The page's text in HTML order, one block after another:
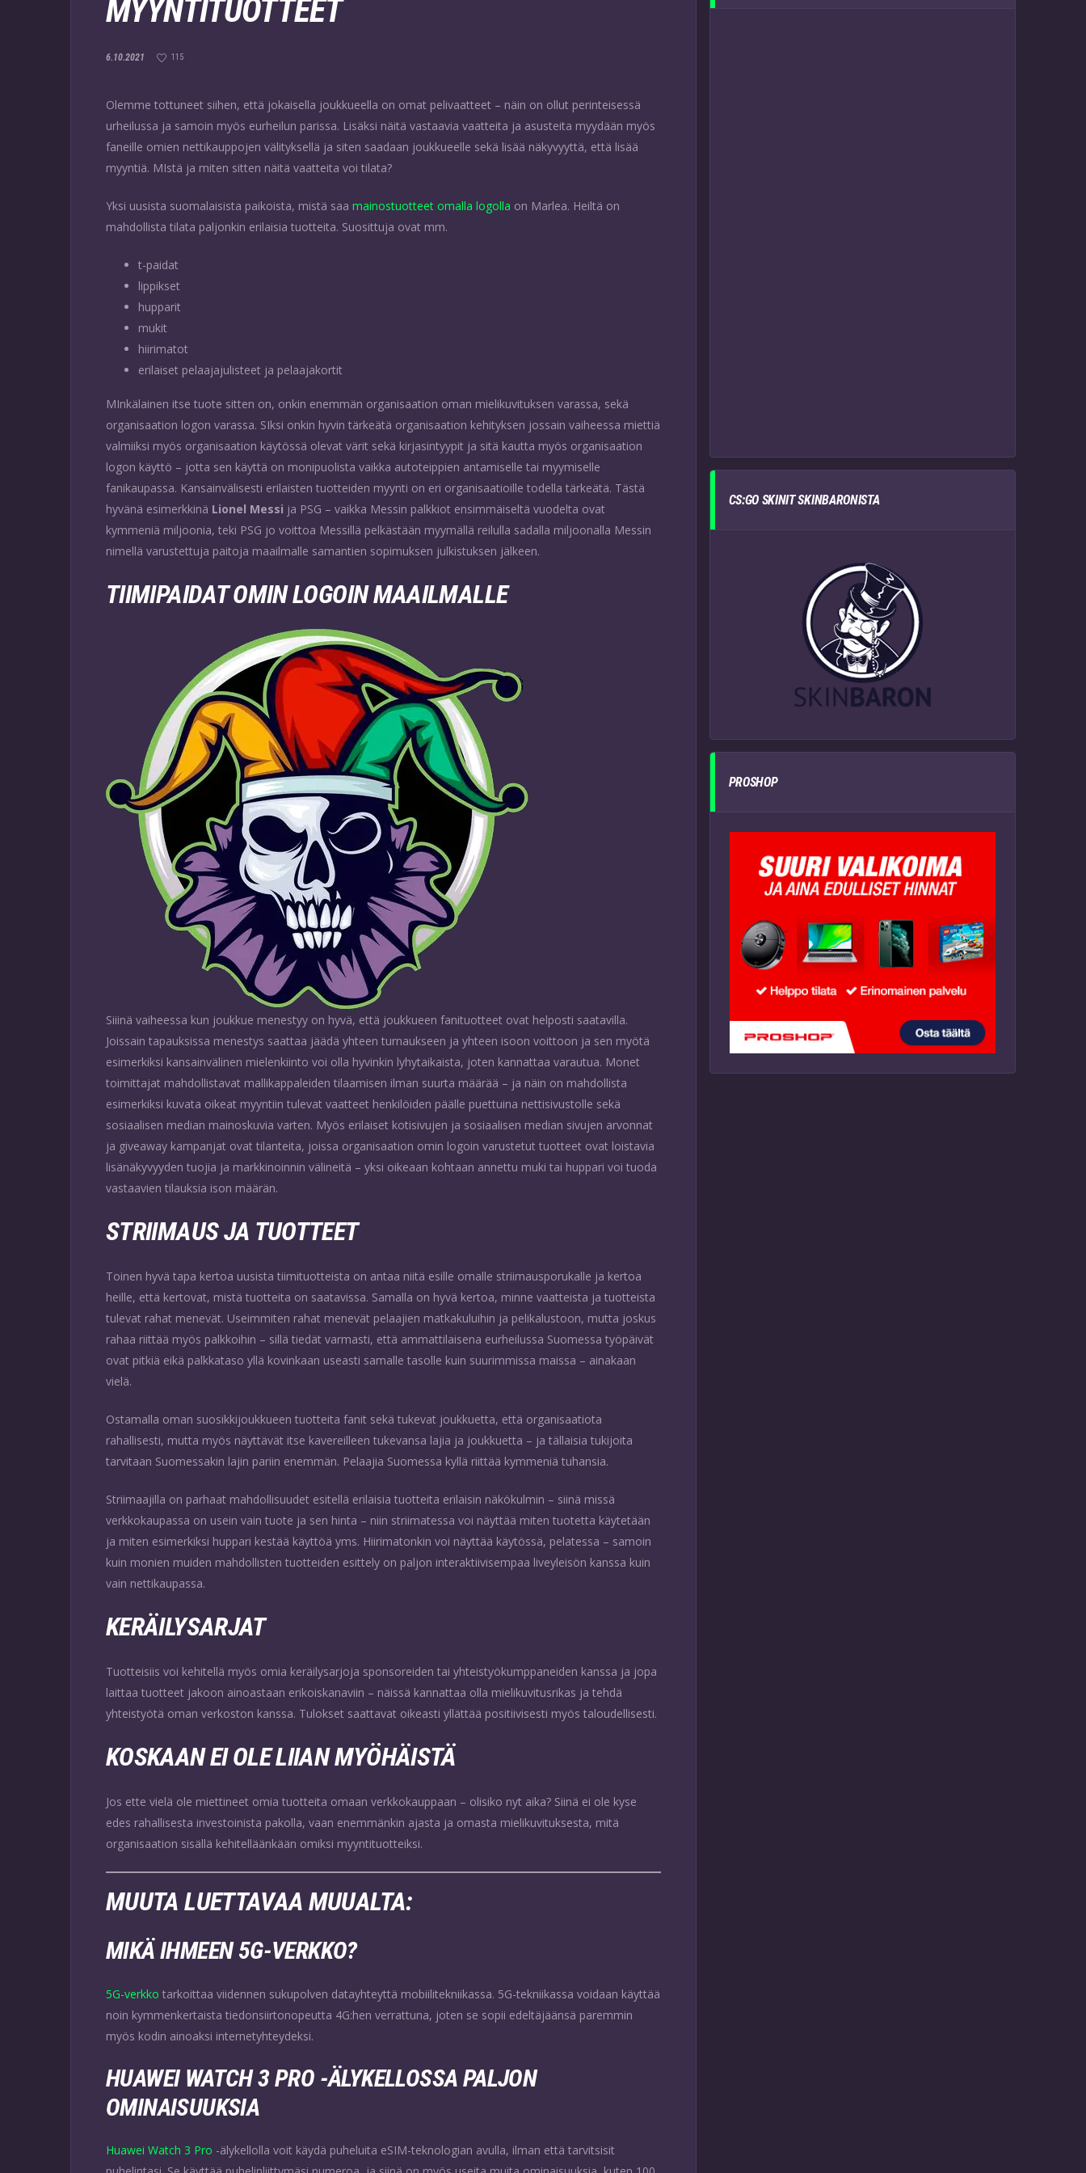
MYYNTITUOTTEET
6.10.2021 115
Olemme tottuneet siihen, että jokaisella joukkueella on omat pelivaatteet – näin on ollut perinteisessä
urheilussa ja samoin myös eurheilun parissa. Lisäksi näitä vastaavia vaatteita ja asusteita myydään myös
faneille omien nettikauppojen välityksellä ja siten saadaan joukkueelle sekä lisää näkyvyyttä, että lisää
myyntiä. MIstä ja miten sitten näitä vaatteita voi tilata?
Yksi uusista suomalaisista paikoista, mistä saa mainostuotteet omalla logolla on Marlea. Heiltä on
mahdollista tilata paljonkin erilaisia tuotteita. Suosittuja ovat mm.
t-paidat
lippikset
hupparit
mukit
hiirimatot
erilaiset pelaajajulisteet ja pelaajakortit
MInkälainen itse tuote sitten on, onkin enemmän organisaation oman mielikuvituksen varassa, sekä
organisaation logon varassa. SIksi onkin hyvin tärkeätä organisaation kehityksen jossain vaiheessa miettiä
valmiiksi myös organisaation käytössä olevat värit sekä kirjasintyypit ja sitä kautta myös organisaation
logon käyttö – jotta sen käyttä on monipuolista vaikka autoteippien antamiselle tai myymiselle
fanikaupassa. Kansainvälisesti erilaisten tuotteiden myynti on eri organisaatioille todella tärkeätä. Tästä
hyvänä esimerkkinä Lionel Messi ja PSG – vaikka Messin palkkiot ensimmäiseltä vuodelta ovat
kymmeniä miljoonia, teki PSG jo voittoa Messillä pelkästään myymällä reilulla sadalla miljoonalla Messin
nimellä varustettuja paitoja maailmalle samantien sopimuksen julkistuksen jälkeen.
TIIMIPAIDAT OMIN LOGOIN MAAILMALLE
Siiinä vaiheessa kun joukkue menestyy on hyvä, että joukkueen fanituotteet ovat helposti saatavilla.
Joissain tapauksissa menestys saattaa jäädä yhteen turnaukseen ja yhteen isoon voittoon ja sen myötä
esimerkiksi kansainvälinen mielenkiinto voi olla hyvinkin lyhytaikaista, joten kannattaa varautua. Monet
toimittajat mahdollistavat mallikappaleiden tilaamisen ilman suurta määrää – ja näin on mahdollista
esimerkiksi kuvata oikeat myyntiin tulevat vaatteet henkilöiden päälle puettuina nettisivustolle sekä
sosiaalisen median mainoskuvia varten. Myös erilaiset kotisivujen ja sosiaalisen median sivujen arvonnat
ja giveaway kampanjat ovat tilanteita, joissa organisaation omin logoin varustetut tuotteet ovat loistavia
lisänäkyvyyden tuojia ja markkinoinnin välineitä – yksi oikeaan kohtaan annettu muki tai huppari voi tuoda
vastaavien tilauksia ison määrän.
STRIIMAUS JA TUOTTEET
Toinen hyvä tapa kertoa uusista tiimituotteista on antaa niitä esille omalle striimausporukalle ja kertoa
heille, että kertovat, mistä tuotteita on saatavissa. Samalla on hyvä kertoa, minne vaatteista ja tuotteista
tulevat rahat menevät. Useimmiten rahat menevät pelaajien matkakuluihin ja pelikalustoon, mutta joskus
rahaa riittää myös palkkoihin – sillä tiedät varmasti, että ammattilaisena eurheilussa Suomessa työpäivät
ovat pitkiä eikä palkkataso yllä kovinkaan useasti samalle tasolle kuin suurimmissa maissa – ainakaan
vielä.
Ostamalla oman suosikkijoukkueen tuotteita fanit sekä tukevat joukkuetta, että organisaatiota
rahallisesti, mutta myös näyttävät itse kavereilleen tukevansa lajia ja joukkuetta – ja tällaisia tukijoita
tarvitaan Suomessakin lajin pariin enemmän. Pelaajia Suomessa kyllä riittää kymmeniä tuhansia.
Striimaajilla on parhaat mahdollisuudet esitellä erilaisia tuotteita erilaisin näkökulmin – siinä missä
verkkokaupassa on usein vain tuote ja sen hinta – niin striimatessa voi näyttää miten tuotetta käytetään
ja miten esimerkiksi huppari kestää käyttöä yms. Hiirimatonkin voi näyttää käytössä, pelatessa – samoin
kuin monien muiden mahdollisten tuotteiden esittely on paljon interaktiivisempaa liveyleisön kanssa kuin
vain nettikaupassa.
KERÄILYSARJAT
Tuotteisiis voi kehitellä myös omia keräilysarjoja sponsoreiden tai yhteistyökumppaneiden kanssa ja jopa
laittaa tuotteet jakoon ainoastaan erikoiskanaviin – näissä kannattaa olla mielikuvitusrikas ja tehdä
yhteistyötä oman verkoston kanssa. Tulokset saattavat oikeasti yllättää positiivisesti myös taloudellisesti.
KOSKAAN EI OLE LIIAN MYÖHÄISTÄ
Jos ette vielä ole miettineet omia tuotteita omaan verkkokauppaan – olisiko nyt aika? Siinä ei ole kyse
edes rahallisesta investoinista pakolla, vaan enemmänkin ajasta ja omasta mielikuvituksesta, mitä
organisaation sisällä kehitelläänkään omiksi myyntituotteiksi.
MUUTA LUETTAVAA MUUALTA:
MIKÄ IHMEEN 5G-VERKKO?
5G-verkko tarkoittaa viidennen sukupolven datayhteyttä mobiilitekniikassa. 5G-tekniikassa voidaan käyttää
noin kymmenkertaista tiedonsiirtonopeutta 4G:hen verrattuna, joten se sopii edeltäjäänsä paremmin
myös kodin ainoaksi internetyhteydeksi.
HUAWEI WATCH 3 PRO -ÄLYKELLOSSA PALJON
OMINAISUUKSIA
Huawei Watch 3 Pro -älykellolla voit käydä puheluita eSIM-teknologian avulla, ilman että tarvitsisit
CS:GO SKINIT SKINBARONISTA
PROSHOP